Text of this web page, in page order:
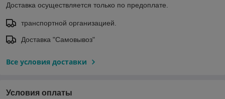
Доставка осуществляется только по предоплате.
транспортной организацией.
Доставка "Самовывоз"
Все условия доставки
Условия оплаты